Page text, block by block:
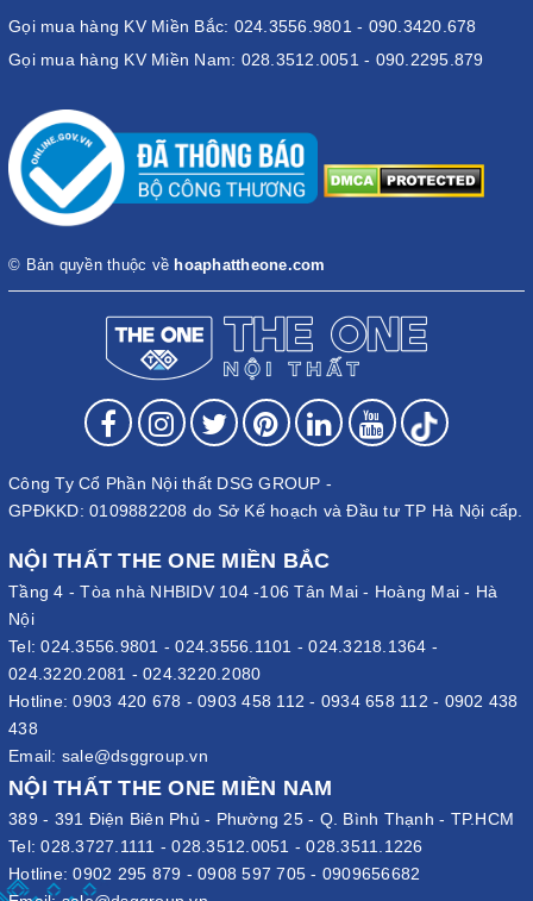
Gọi mua hàng KV Miền Bắc: 024.3556.9801 - 090.3420.678
Gọi mua hàng KV Miền Nam: 028.3512.0051 - 090.2295.879
© Bản quyền thuộc về hoaphattheone.com
Công Ty Cổ Phần Nội thất DSG GROUP -
GPĐKKD: 0109882208 do Sở Kế hoạch và Đầu tư TP Hà Nội cấp.
NỘI THẤT THE ONE MIỀN BẮC
Tầng 4 - Tòa nhà NHBIDV 104 -106 Tân Mai - Hoàng Mai - Hà
Nội
Tel:024.3556.9801 -024.3556.1101 -024.3218.1364 -
024.3220.2081 - 024.3220.2080
Hotline:0903 420 678 - 0903 458 112 - 0934 658 112 - 0902 438
438
Email: sale@dsggroup.vn
NỘI THẤT THE ONE MIỀN NAM
389 - 391 Điện Biên Phủ - Phường 25 - Q. Bình Thạnh - TP.HCM
Tel:028.3727.1111 -028.3512.0051 -028.3511.1226
Hotline:0902 295 879 - 0908 597 705 - 0909656682